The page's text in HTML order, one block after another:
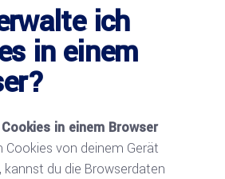
ich
in einem
in einem Browser
Cookies von deinem Gerät
kannst du die Browserdaten